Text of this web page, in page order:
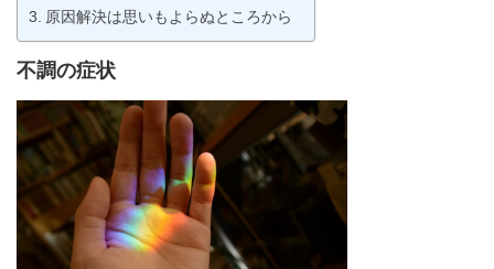
原因解決は思いもよらぬところから
不調の症状